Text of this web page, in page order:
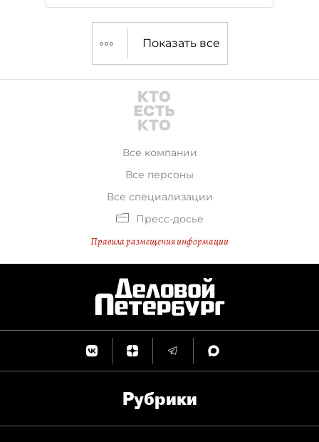
Показать все
Все компании
Все персоны
Все специализации
Пресс-досье
Правила размещения информации
Рубрики